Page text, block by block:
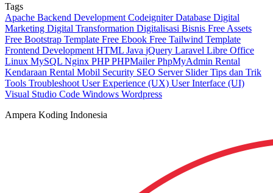
Tags
Apache Backend Development CodeigniterDatabase Digital
Marketing Digital Transformation Digitalisasi Bisnis Free Assets
Free Bootstrap Template Free Ebook Free Tailwind Template
Frontend Development HTML Java jQuery Laravel Libre Office
Linux MySQL Nginx PHPPHPMailerPhpMyAdmin Rental
Kendaraan Rental Mobil Security SEO Server SliderTips dan Trik
Tools Troubleshoot User Experience (UX) User Interface (UI)
Visual Studio Code Windows Wordpress
Ampera Koding Indonesia